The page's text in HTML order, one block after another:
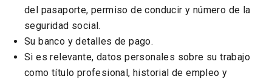
del pasaporte, permiso de conducir y número de la
seguridad social.
Su banco y detalles de pago.
Si es relevante, datos personales sobre su trabajo
como título profesional, historial de empleo y